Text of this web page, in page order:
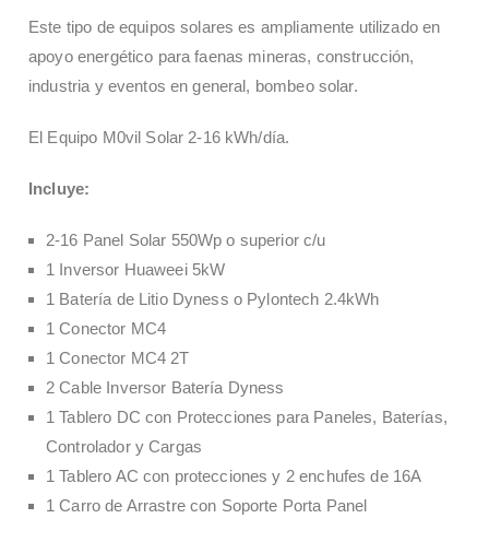
Este tipo de equipos solares es ampliamente utilizado en
apoyo energético para faenas mineras, construcción,
industria y eventos en general, bombeo solar.
El Equipo M0vil Solar 2-16 kWh/día.
Incluye:
2-16 Panel Solar 550Wp o superior c/u
1 Inversor Huaweei 5kW
1 Batería de Litio Dyness o Pylontech 2.4kWh
1 Conector MC4
1 Conector MC4 2T
2 Cable Inversor Batería Dyness
1 Tablero DC con Protecciones para Paneles, Baterías,
Controlador y Cargas
1 Tablero AC con protecciones y 2 enchufes de 16A
1 Carro de Arrastre con Soporte Porta Panel